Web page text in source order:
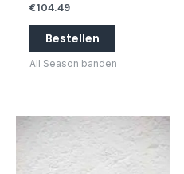
€104.49
Bestellen
All Season banden